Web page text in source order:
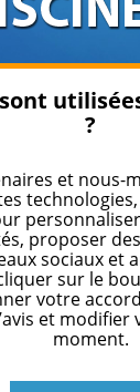
Agrandir l'image
?
et nous-
proposer
sociaux et
sur le
votre
et modifier
moment.